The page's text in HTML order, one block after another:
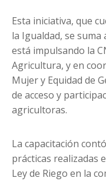
Esta iniciativa, que
la Igualdad, se
está impulsando la
Agricultura, y en
Mujer y Equidad de
de acceso y
agricultoras.
La capacitación
prácticas realizadas
Ley de Riego en la